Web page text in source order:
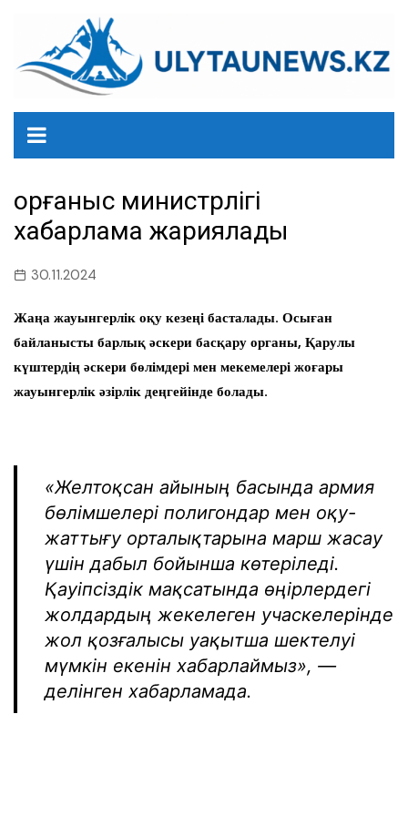
содержанию
Қорғаныс министрлігі
хабарлама жариялады
30.11.2024
Жаңа жауынгерлік оқу кезеңі басталады. Осыған
байланысты барлық әскери басқару органы, Қарулы
күштердің әскери бөлімдері мен мекемелері жоғары
жауынгерлік әзірлік деңгейінде болады.
«Желтоқсан айының басында армия
бөлімшелері полигондар мен оқу-
жаттығу орталықтарына марш жасау
үшін дабыл бойынша көтеріледі.
Қауіпсіздік мақсатында өңірлердегі
жолдардың жекелеген учаскелерінде
жол қозғалысы уақытша шектелуі
мүмкін екенін хабарлаймыз», —
делінген хабарламада.